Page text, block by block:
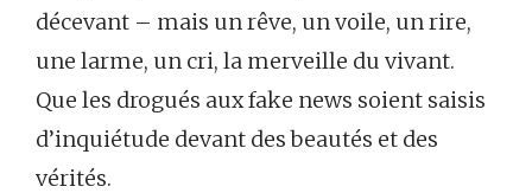
décevant – mais un rêve, un voile, un rire,
une larme, un cri, la merveille du vivant.
Que les drogués aux fake news soient saisis
d’inquiétude devant des beautés et des
vérités.